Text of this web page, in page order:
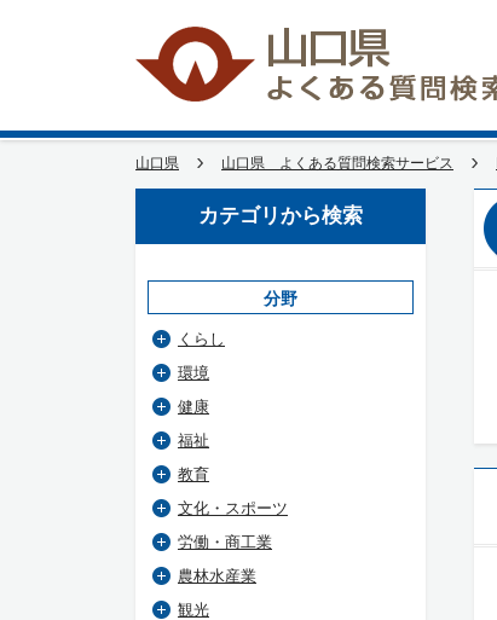
山口県 山口県 よくある質問検索サービス
カテゴリから検索
分野
くらし
環境
健康
福祉
教育
文化・スポーツ
労働・商工業
農林水産業
観光